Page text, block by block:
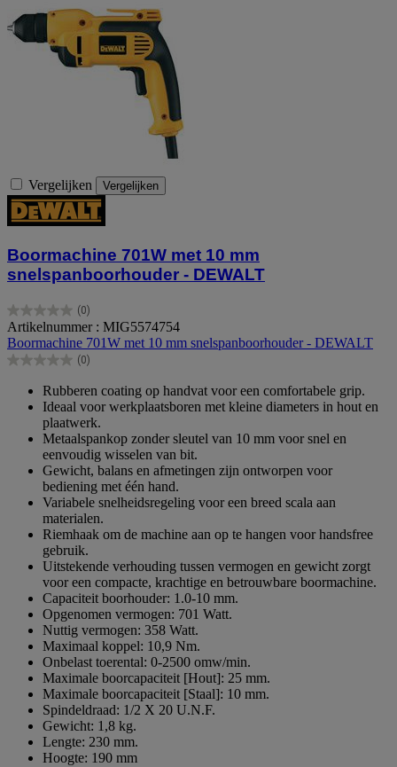
Vergelijken Vergelijken
Boormachine 701W met 10 mm
snelspanboorhouder - DEWALT
(0)
0.0
van
de
5
Artikelnummer : MIG5574754
Boormachine 701W met 10 mm snelspanboorhouder - DEWALT
(0)
0.0
sterren.
Rubberen coating op handvat voor een comfortabele grip.
Ideaal voor werkplaatsboren met kleine diameters in hout en
plaatwerk.
Metaalspankop zonder sleutel van 10 mm voor snel en
eenvoudig wisselen van bit.
Gewicht, balans en afmetingen zijn ontworpen voor
bediening met één hand.
Variabele snelheidsregeling voor een breed scala aan
materialen.
Riemhaak om de machine aan op te hangen voor handsfree
gebruik.
Uitstekende verhouding tussen vermogen en gewicht zorgt
voor een compacte, krachtige en betrouwbare boormachine.
Capaciteit boorhouder: 1.0-10 mm.
Opgenomen vermogen: 701 Watt.
Nuttig vermogen: 358 Watt.
Maximaal koppel: 10,9 Nm.
Onbelast toerental: 0-2500 omw/min.
Maximale boorcapaciteit [Hout]: 25 mm.
Maximale boorcapaciteit [Staal]: 10 mm.
Spindeldraad: 1/2 X 20 U.N.F.
Gewicht: 1,8 kg.
Lengte: 230 mm.
Hoogte: 190 mm